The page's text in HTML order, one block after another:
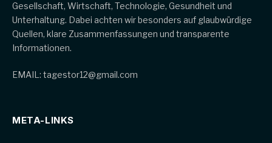
Gesellschaft, Wirtschaft, Technologie, Gesundheit und
Unterhaltung. Dabei achten wir besonders auf glaubwürdige
Quellen, klare Zusammenfassungen und transparente
Informationen.
EMAIL: tagestor12@gmail.com
META-LINKS